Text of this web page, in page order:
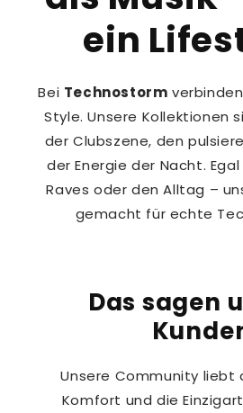
ein
Bei Technostorm
Style. Unsere Kollektionen
der Clubszene, den
der Energie der Nacht.
Raves oder den Alltag –
gemacht für echte
Das sagen
Unsere Community liebt
Komfort und die